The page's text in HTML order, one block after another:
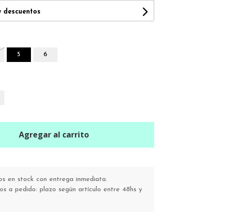
descuentos
5 6
Agregar al carrito
en stock con entrega inmediata.
a pedido: plazo según artículo entre 48hs y